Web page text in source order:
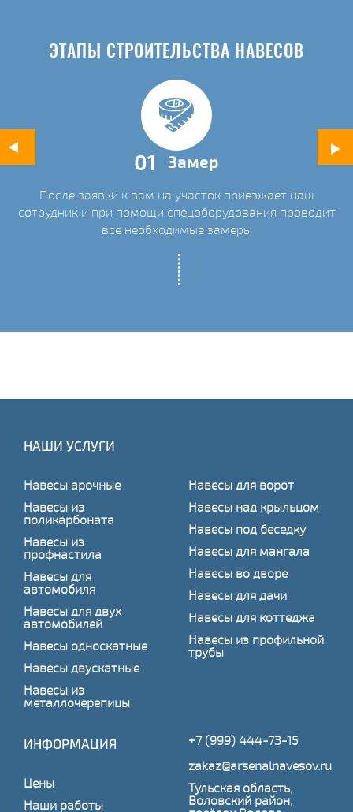
ЭТАПЫ СТРОИТЕЛЬСТВА НАВЕСОВ
01 Замер
После заявки к вам на участок приезжает наш
сотрудник и при помощи спецоборудования проводит
все необходимые замеры
НАШИ УСЛУГИ
Навесы арочные
Навесы из
поликарбоната
Навесы из
профнастила
Навесы для
автомобиля
Навесы для двух
автомобилей
Навесы односкатные
Навесы двускатные
Навесы из
металлочерепицы
Навесы для ворот
Навесы над крыльцом
Навесы под беседку
Навесы для мангала
Навесы во дворе
Навесы для дачи
Навесы для коттеджа
Навесы из профильной
трубы
ИНФОРМАЦИЯ
Цены
Наши работы
+7 (999) 444-73-15
zakaz@arsenalnavesov.ru
Тульская область,
Воловский район,